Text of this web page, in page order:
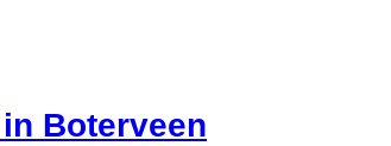
Boterveen